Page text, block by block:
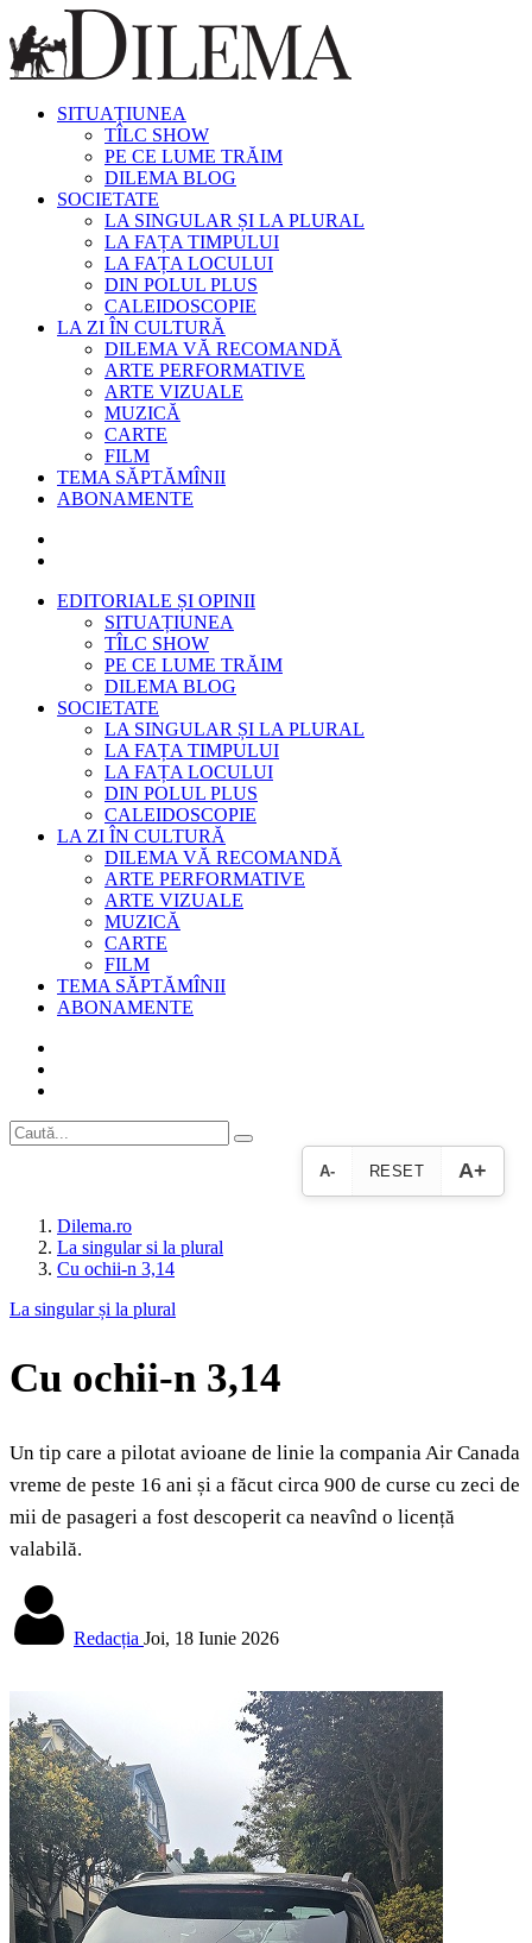
SITUAȚIUNEA
TÎLC SHOW
PE CE LUME TRĂIM
DILEMA BLOG
SOCIETATE
LA SINGULAR ȘI LA PLURAL
LA FAȚA TIMPULUI
LA FAȚA LOCULUI
DIN POLUL PLUS
CALEIDOSCOPIE
LA ZI ÎN CULTURĂ
DILEMA VĂ RECOMANDĂ
ARTE PERFORMATIVE
ARTE VIZUALE
MUZICĂ
CARTE
FILM
TEMA SĂPTĂMÎNII
ABONAMENTE
EDITORIALE ȘI OPINII
SITUAȚIUNEA
TÎLC SHOW
PE CE LUME TRĂIM
DILEMA BLOG
SOCIETATE
LA SINGULAR ȘI LA PLURAL
LA FAȚA TIMPULUI
LA FAȚA LOCULUI
DIN POLUL PLUS
CALEIDOSCOPIE
LA ZI ÎN CULTURĂ
DILEMA VĂ RECOMANDĂ
ARTE PERFORMATIVE
ARTE VIZUALE
MUZICĂ
CARTE
FILM
TEMA SĂPTĂMÎNII
ABONAMENTE
A- RESET A+
Dilema.ro
La singular si la plural
Cu ochii‑n 3,14
La singular și la plural
Cu ochii‑n 3,14
Un tip care a pilotat avioane de linie la compania Air Canada
vreme de peste 16 ani și a făcut circa 900 de curse cu zeci de
mii de pasageri a fost descoperit ca neavînd o licență
valabilă.
Redacția Joi, 18 Iunie 2026